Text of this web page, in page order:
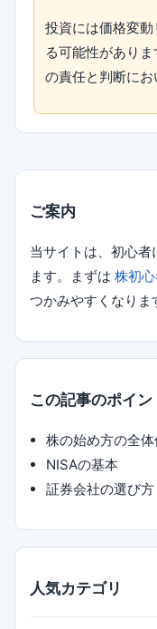
投資には価格変
る可能性があり
の責任と判断にお
ご案内
当サイトは、初心
ます。まずは 株初
つかみやすくなりま
この記事のポイン
株の始め方の全
NISAの基本
証券会社の選び方
人気カテゴリ